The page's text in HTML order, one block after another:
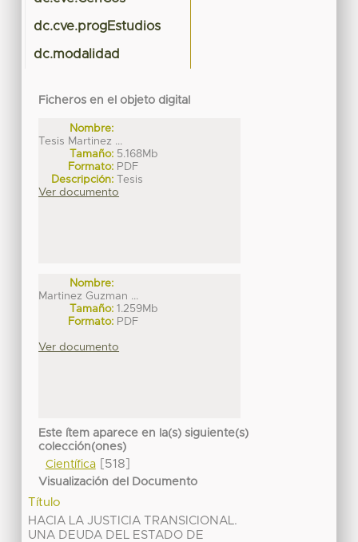
dc.cve.progEstudios
dc.modalidad
Ficheros en el objeto digital
Nombre:
Tesis Martinez ...
Tamaño: 5.168Mb
Formato: PDF
Descripción: Tesis
Ver documento
Nombre:
Martinez Guzman ...
Tamaño: 1.259Mb
Formato: PDF
Ver documento
Este ítem aparece en la(s) siguiente(s)
colección(ones)
Científica[518]
Visualización del Documento
Título
HACIA LA JUSTICIA TRANSICIONAL.
UNA DEUDA DEL ESTADO DE